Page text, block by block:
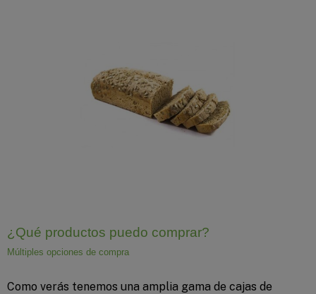
¿Qué productos puedo comprar?
Múltiples opciones de compra
Como verás tenemos una amplia gama de cajas de